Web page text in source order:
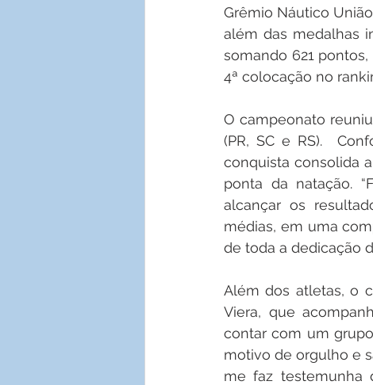
Grêmio Náutico
além das medalhas
somando 621
4ª colocação no
O campeonato
(PR, SC e RS).
conquista consolida
ponta da natação.
alcançar os
médias, em uma
de toda a dedicação
Além dos atletas, o
Viera, que
contar com um
motivo de orgulho e
me faz testemunha